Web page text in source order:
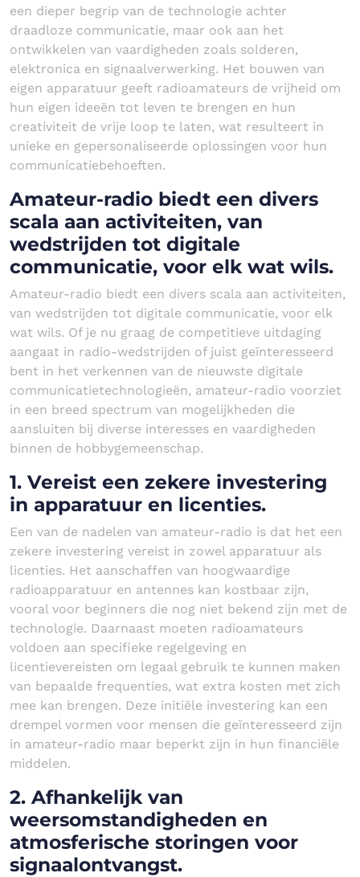
een dieper begrip van de technologie achter
draadloze communicatie, maar ook aan het
ontwikkelen van vaardigheden zoals solderen,
elektronica en signaalverwerking. Het bouwen van
eigen apparatuur geeft radioamateurs de vrijheid om
hun eigen ideeën tot leven te brengen en hun
creativiteit de vrije loop te laten, wat resulteert in
unieke en gepersonaliseerde oplossingen voor hun
communicatiebehoeften.
Amateur-radio biedt een divers
scala aan activiteiten, van
wedstrijden tot digitale
communicatie, voor elk wat wils.
Amateur-radio biedt een divers scala aan activiteiten,
van wedstrijden tot digitale communicatie, voor elk
wat wils. Of je nu graag de competitieve uitdaging
aangaat in radio-wedstrijden of juist geïnteresseerd
bent in het verkennen van de nieuwste digitale
communicatietechnologieën, amateur-radio voorziet
in een breed spectrum van mogelijkheden die
aansluiten bij diverse interesses en vaardigheden
binnen de hobbygemeenschap.
1. Vereist een zekere investering
in apparatuur en licenties.
Een van de nadelen van amateur-radio is dat het een
zekere investering vereist in zowel apparatuur als
licenties. Het aanschaffen van hoogwaardige
radioapparatuur en antennes kan kostbaar zijn,
vooral voor beginners die nog niet bekend zijn met de
technologie. Daarnaast moeten radioamateurs
voldoen aan specifieke regelgeving en
licentievereisten om legaal gebruik te kunnen maken
van bepaalde frequenties, wat extra kosten met zich
mee kan brengen. Deze initiële investering kan een
drempel vormen voor mensen die geïnteresseerd zijn
in amateur-radio maar beperkt zijn in hun financiële
middelen.
2. Afhankelijk van
weersomstandigheden en
atmosferische storingen voor
signaalontvangst.